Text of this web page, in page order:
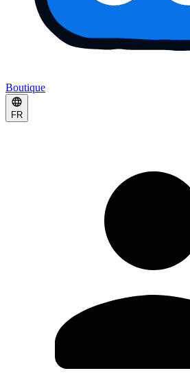
Boutique
FR